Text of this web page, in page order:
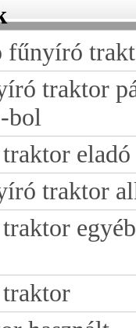
fűnyíró
traktor
bol
eladó
traktor